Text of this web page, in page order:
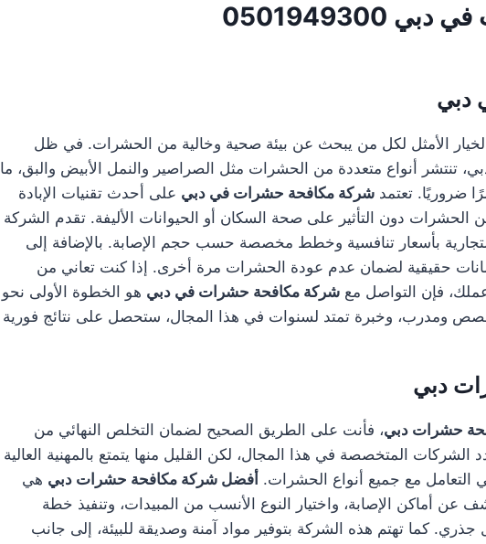
دبي
الأمثل لكل من يبحث عن بيئة صحية وخالية من الحشرات. في ظل
تنتشر أنواع متعددة من الحشرات مثل الصراصير والنمل الأبيض والبق، ما
ضروريًا. تعتمدشركة مكافحة حشرات في دبي على أحدث تقنيات الإبادة
الحشرات دون التأثير على صحة السكان أو الحيوانات الأليفة. تقدم الشركة
التجارية بأسعار تنافسية وخطط مخصصة حسب حجم الإصابة. بالإضافة إلى
حقيقية لضمان عدم عودة الحشرات مرة أخرى. إذا كنت تعاني من
فإن التواصل معشركة مكافحة حشرات في دبي هو الخطوة الأولى نحو
ومدرب، وخبرة تمتد لسنوات في هذا المجال، ستحصل على نتائج فورية
دبي
حشرات دبي، فأنت على الطريق الصحيح لضمان التخلص النهائي من
المتخصصة في هذا المجال، لكن القليل منها يتمتع بالمهنية العالية
في التعامل مع جميع أنواع الحشرات.أفضل شركة مكافحة حشرات دبي هي
أماكن الإصابة، واختيار النوع الأنسب من المبيدات، وتنفيذ خطة
كما تهتم هذه الشركة بتوفير مواد آمنة وصديقة للبيئة، إلى جانب